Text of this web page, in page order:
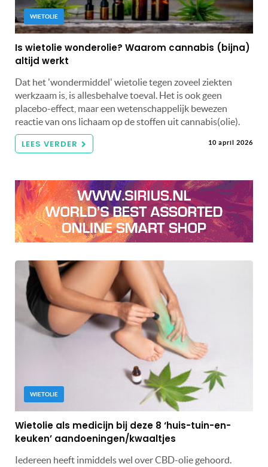
WIETOLIE
Is wietolie wonderolie? Waarom cannabis (bijna)
altijd werkt
Dat het 'wondermiddel' wietolie tegen zoveel ziekten
werkzaam is, is allesbehalve toeval. Het is ook geen
placebo-effect, maar een wetenschappelijk bewezen
reactie van ons lichaam op de stoffen uit cannabis(olie).
LEES VERDER 10 april 2026
WIETOLIE
Wietolie als medicijn bij deze 8 ‘huis-tuin-en-
keuken’ aandoeningen/kwaaltjes
Iedereen heeft inmiddels wel over CBD-olie gehoord.